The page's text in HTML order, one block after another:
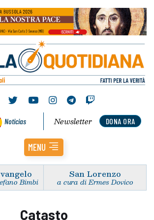
Noticias DONA ORA
Newsletter
MENU
Bimbi
San Lorenzo
a cura di Ermes Dovico
Catasto